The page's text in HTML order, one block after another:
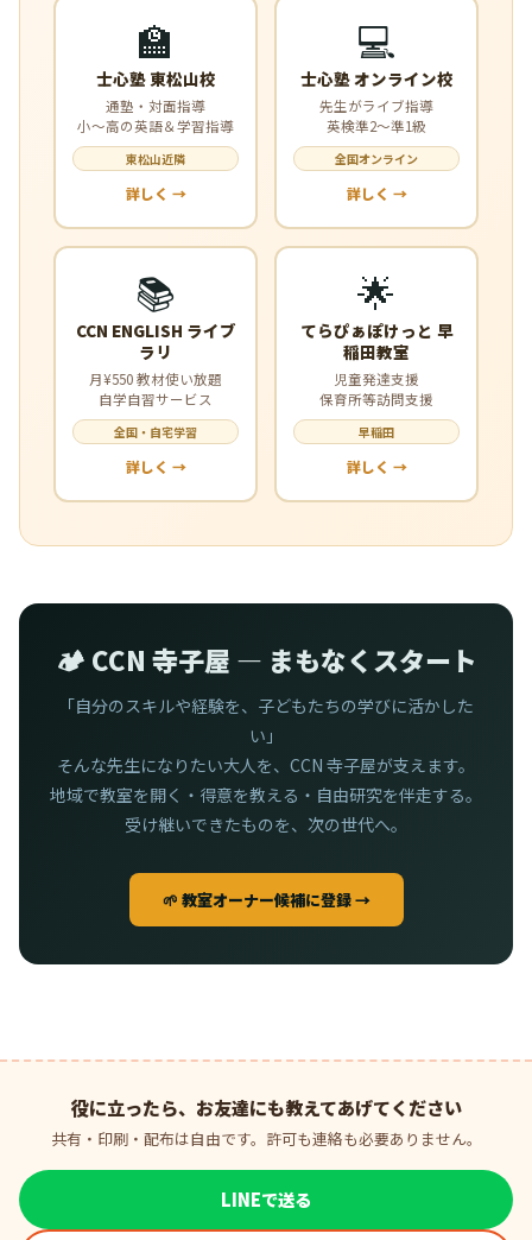
🏫
士心塾 東松山校
通塾・対面指導
小〜高の英語＆学習指導
東松山近隣
詳しく →
💻
士心塾 オンライン校
先生がライブ指導
英検準2〜準1級
全国オンライン
詳しく →
📚
CCN ENGLISH ライブ
ラリ
月¥550 教材使い放題
自学自習サービス
全国・自宅学習
詳しく →
🌟
てらぴぁぽけっと 早
稲田教室
児童発達支援
保育所等訪問支援
早稲田
詳しく →
🏕️ CCN 寺子屋 — まもなくスタート
「自分のスキルや経験を、子どもたちの学びに活かした
い」
そんな先生になりたい大人を、CCN 寺子屋が支えます。
地域で教室を開く・得意を教える・自由研究を伴走する。
受け継いできたものを、次の世代へ。
🌱 教室オーナー候補に登録 →
役に立ったら、お友達にも教えてあげてください
共有・印刷・配布は自由です。許可も連絡も必要ありません。
LINEで送る